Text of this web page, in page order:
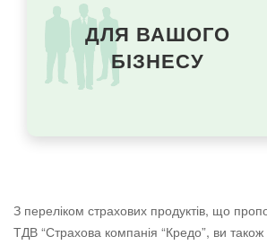
ДЛЯ ВАШОГО
БІЗНЕСУ
З переліком страхових продуктів, що
ТДВ “Страхова компанія “Кредо”, ви